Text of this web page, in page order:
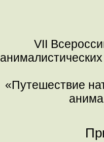
VII
«Путешествие